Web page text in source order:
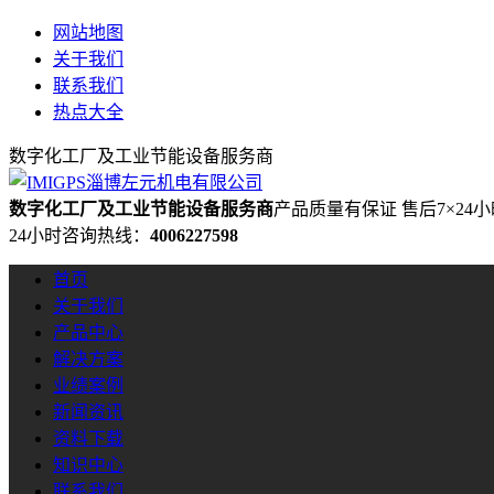
网站地图
关于我们
联系我们
热点大全
数字化工厂及工业节能设备服务商
数字化工厂及工业节能设备服务商产品质量有保证 售后7×24
24小时咨询热线： 4006227598
首页
关于我们
产品中心
解决方案
业绩案例
新闻资讯
资料下载
知识中心